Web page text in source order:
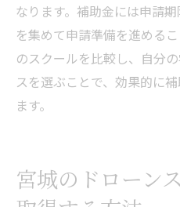
なります。補助金には申請
を集めて申請準備を進める
のスクールを比較し、自分
スを選ぶことで、効果的に
ます。
宮城のドローン